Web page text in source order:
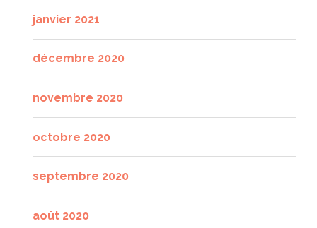
janvier 2021
décembre 2020
novembre 2020
octobre 2020
septembre 2020
août 2020